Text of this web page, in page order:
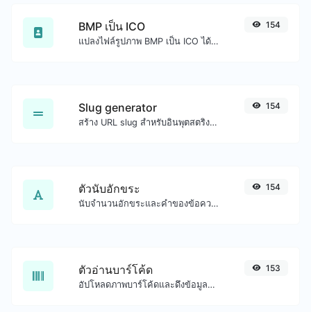
BMP เป็น ICO
แปลงไฟล์รูปภาพ BMP เป็น ICO ได้อย่างง่ายดาย
154
Slug generator
สร้าง URL slug สำหรับอินพุตสตริงใดๆ
154
ตัวนับอักขระ
นับจำนวนอักขระและคำของข้อความที่กำหนด
154
ตัวอ่านบาร์โค้ด
อัปโหลดภาพบาร์โค้ดและดึงข้อมูลออกมา
153